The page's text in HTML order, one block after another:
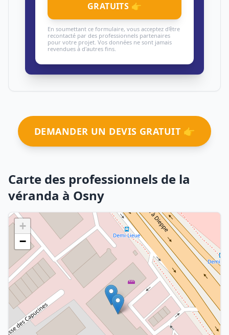
GRATUITS 👉
En soumettant ce formulaire, vous acceptez d'être
recontacté par des professionnels partenaires
pour votre projet. Vos données ne sont jamais
revendues à d'autres fins.
DEMANDER UN DEVIS GRATUIT 👉
Carte des professionnels de la
véranda à Osny
+
−